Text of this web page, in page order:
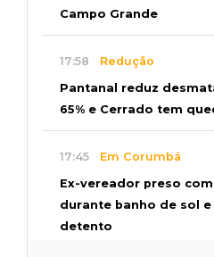
Campo Grande
17:58 Redução
Pantanal reduz
65% e Cerrado tem
17:45 Em Corumbá
Ex-vereador preso
durante banho de sol
detento